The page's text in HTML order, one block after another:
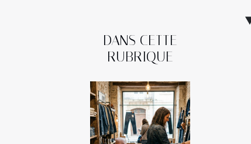
DANS CETTE
RUBRIQUE